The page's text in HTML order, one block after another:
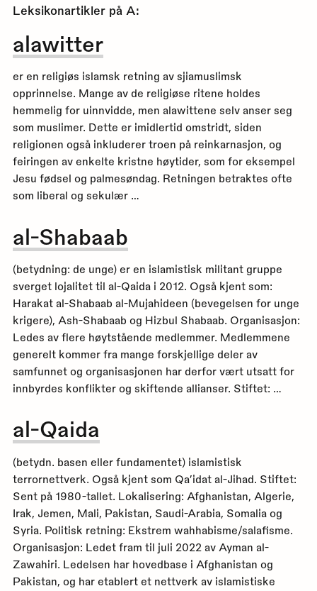
Leksikonartikler på A:
alawitter
er en religiøs islamsk retning av sjiamuslimsk
opprinnelse. Mange av de religiøse ritene holdes
hemmelig for uinnvidde, men alawittene selv anser seg
som muslimer. Dette er imidlertid omstridt, siden
religionen også inkluderer troen på reinkarnasjon, og
feiringen av enkelte kristne høytider, som for eksempel
Jesu fødsel og palmesøndag. Retningen betraktes ofte
som liberal og sekulær …
al-Shabaab
(betydning: de unge) er en islamistisk militant gruppe
sverget lojalitet til al-Qaida i 2012. Også kjent som:
Harakat al-Shabaab al-Mujahideen (bevegelsen for unge
krigere), Ash-Shabaab og Hizbul Shabaab. Organisasjon:
Ledes av flere høytstående medlemmer. Medlemmene
generelt kommer fra mange forskjellige deler av
samfunnet og organisasjonen har derfor vært utsatt for
innbyrdes konflikter og skiftende allianser. Stiftet: …
al-Qaida
(betydn. basen eller fundamentet) islamistisk
terrornettverk. Også kjent som Qa’idat al-Jihad. Stiftet:
Sent på 1980-tallet. Lokalisering: Afghanistan, Algerie,
Irak, Jemen, Mali, Pakistan, Saudi-Arabia, Somalia og
Syria. Politisk retning: Ekstrem wahhabisme/salafisme.
Organisasjon: Ledet fram til juli 2022 av Ayman al-
Zawahiri. Ledelsen har hovedbase i Afghanistan og
Pakistan, og har etablert et nettverk av islamistiske